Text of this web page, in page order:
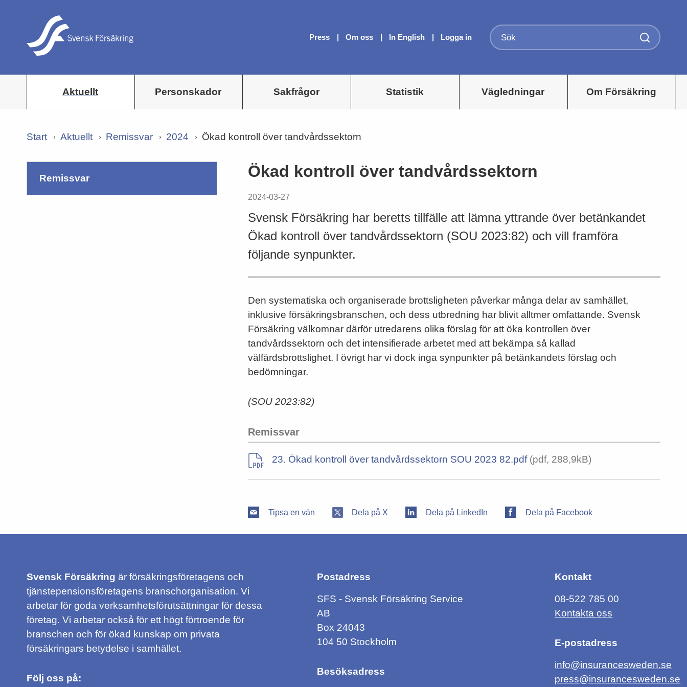
Press Om oss In English Logga in
Aktuellt Personskador Sakfrågor Statistik Vägledningar Om Försäkring
Start Aktuellt Remissvar 2024 Ökad kontroll över tandvårdssektorn
remissvar Ökad kontroll över tandvårdssektorn
2024-03-27
Svensk Försäkring har beretts tillfälle att lämna yttrande över betänkandet
Ökad kontroll över tandvårdssektorn (SOU 2023:82) och vill framföra
följande synpunkter.
Den systematiska och organiserade brottsligheten påverkar många delar av samhället,
inklusive försäkringsbranschen, och dess utbredning har blivit alltmer omfattande. Svensk
Försäkring välkomnar därför utredarens olika förslag för att öka kontrollen över
tandvårdssektorn och det intensifierade arbetet med att bekämpa så kallad
välfärdsbrottslighet. I övrigt har vi dock inga synpunkter på betänkandets förslag och
bedömningar.
(SOU 2023:82)
Remissvar
23. Ökad kontroll över tandvårdssektorn SOU 2023 82.pdf(pdf, 288,9kB)
Tipsa en vän Dela på X Dela på LinkedIn Dela på Facebook
Svensk Försäkring är försäkringsföretagens och
tjänstepensionsföretagens branschorganisation. Vi
arbetar för goda verksamhetsförutsättningar för dessa
företag. Vi arbetar också för ett högt förtroende för
branschen och för ökad kunskap om privata
försäkringars betydelse i samhället.
Följ oss på:
Postadress
SFS - Svensk Försäkring Service
AB
Box 24043
104 50 Stockholm
Besöksadress
Kontakt
08-522 785 00
Kontakta oss
E-postadress
info@insurancesweden.se
press@insurancesweden.se